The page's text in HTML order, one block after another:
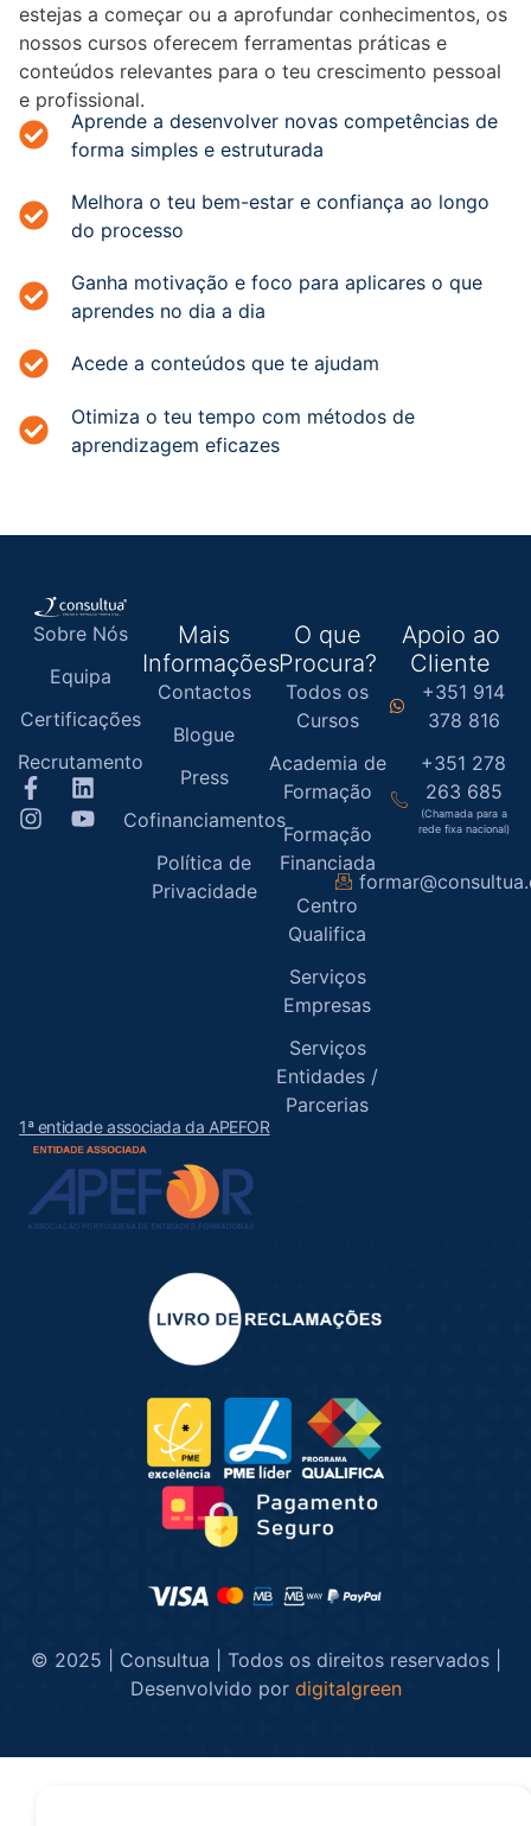
estejas a começar ou a aprofundar conhecimentos, os
nossos cursos oferecem ferramentas práticas e
conteúdos relevantes para o teu crescimento pessoal
e profissional.
Aprende a desenvolver novas competências de
forma simples e estruturada
Melhora o teu bem-estar e confiança ao longo
do processo
Ganha motivação e foco para aplicares o que
aprendes no dia a dia
Acede a conteúdos que te ajudam
Otimiza o teu tempo com métodos de
aprendizagem eficazes
Sobre Nós
Equipa
Certificações
Recrutamento
Mais
Informações
Contactos
Blogue
Press
Cofinanciamentos
Política de
Privacidade
O que
Procura?
Todos os
Cursos
Academia de
Formação
Formação
Financiada
Centro
Qualifica
Serviços
Empresas
Serviços
Entidades /
Parcerias
Apoio ao
Cliente
+351 914
378 816
+351 278
263 685
(Chamada para a
rede fixa nacional)
1ª entidade associada da APEFOR
© 2025 | Consultua | Todos os direitos reservados |
Desenvolvido por digitalgreen